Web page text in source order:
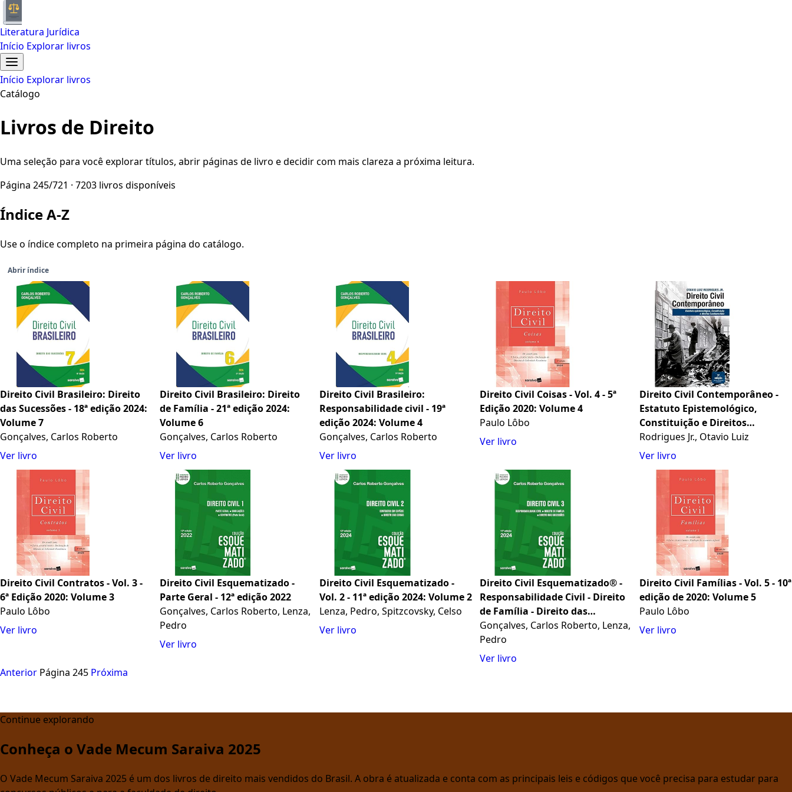
Literatura Jurídica
Início Explorar livros
Início Explorar livros
Catálogo
Livros de Direito
Uma seleção para você explorar títulos, abrir páginas de livro e decidir com mais clareza a próxima leitura.
Página 245/721 · 7203 livros disponíveis
Índice A-Z
Use o índice completo na primeira página do catálogo.
Abrir índice
Direito Civil Brasileiro: Direito
das Sucessões - 18ª edição 2024:
Volume 7
Gonçalves, Carlos Roberto
Ver livro
Direito Civil Brasileiro: Direito
de Família - 21ª edição 2024:
Volume 6
Gonçalves, Carlos Roberto
Ver livro
Direito Civil Brasileiro:
Responsabilidade civil - 19ª
edição 2024: Volume 4
Gonçalves, Carlos Roberto
Ver livro
Direito Civil Coisas - Vol. 4 - 5ª
Edição 2020: Volume 4
Paulo Lôbo
Ver livro
Direito Civil Contemporâneo -
Estatuto Epistemológico,
Constituição e Direitos
Fundamentais
Rodrigues Jr., Otavio Luiz
Ver livro
Direito Civil Contratos - Vol. 3 -
6ª Edição 2020: Volume 3
Paulo Lôbo
Ver livro
Direito Civil Esquematizado -
Parte Geral - 12ª edição 2022
Gonçalves, Carlos Roberto, Lenza,
Pedro
Ver livro
Direito Civil Esquematizado -
Vol. 2 - 11ª edição 2024: Volume 2
Lenza, Pedro, Spitzcovsky, Celso
Ver livro
Direito Civil Esquematizado® -
Responsabilidade Civil - Direito
de Família - Direito das
Sucessões - 11ª edição 2024
Gonçalves, Carlos Roberto, Lenza,
Pedro
Ver livro
Direito Civil Famílias - Vol. 5 - 10ª
edição de 2020: Volume 5
Paulo Lôbo
Ver livro
Anterior Página 245 Próxima
Continue explorando
Conheça o Vade Mecum Saraiva 2025
O Vade Mecum Saraiva 2025 é um dos livros de direito mais vendidos do Brasil. A obra é atualizada e conta com as principais leis e códigos que você precisa para estudar para